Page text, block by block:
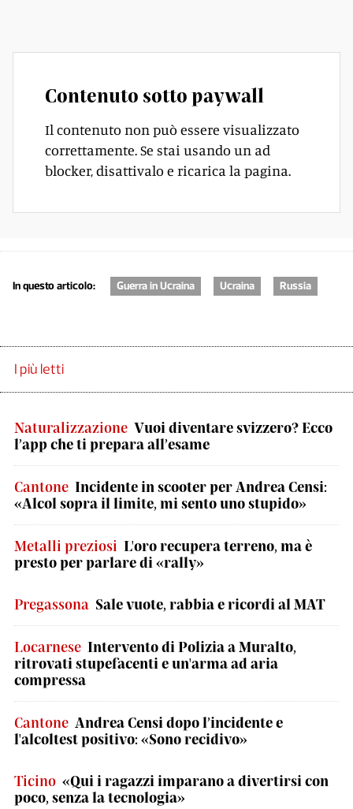
Contenuto sotto paywall
Il contenuto non può essere visualizzato
correttamente. Se stai usando un ad
blocker, disattivalo e ricarica la pagina.
In questo articolo: Guerra in Ucraina Ucraina Russia
I più letti
Naturalizzazione Vuoi diventare svizzero? Ecco
l’app che ti prepara all’esame
Cantone Incidente in scooter per Andrea Censi:
«Alcol sopra il limite, mi sento uno stupido»
Metalli preziosi L'oro recupera terreno, ma è
presto per parlare di «rally»
Pregassona Sale vuote, rabbia e ricordi al MAT
Locarnese Intervento di Polizia a Muralto,
ritrovati stupefacenti e un'arma ad aria
compressa
Cantone Andrea Censi dopo l’incidente e
l'alcoltest positivo: «Sono recidivo»
Ticino «Qui i ragazzi imparano a divertirsi con
poco, senza la tecnologia»